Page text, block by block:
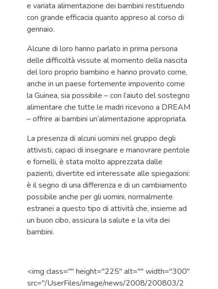
e variata alimentazione dei bambini restituendo
con grande efficacia quanto appreso al corso di
gennaio.
Alcune di loro hanno parlato in prima persona
delle difficoltà vissute al momento della nascita
del loro proprio bambino e hanno provato come,
anche in un paese fortemente impoverito come
la Guinea, sia possibile – con l’aiuto del sostegno
alimentare che tutte le madri ricevono a DREAM
– offrire ai bambini un’alimentazione appropriata.
La presenza di alcuni uomini nel gruppo degli
attivisti, capaci di insegnare e manovrare pentole
e fornelli, è stata molto apprezzata dalle
pazienti, divertite ed interessate alle spiegazioni:
è il segno di una differenza e di un cambiamento
possibile anche per gli uomini, normalmente
estranei a questo tipo di attività che, insieme ad
un buon cibo, assicura la salute e la vita dei
bambini.
<img class="" height="225" alt="" width="300"
src="/UserFiles/image/news/2008/200803/2